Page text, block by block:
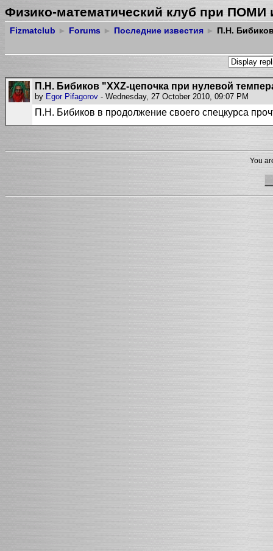
Физико-математический клуб при ПОМИ
Fizmatclub ► Forums ► Последние известия ► П.Н.
П.Н. Бибиков "XXZ-цепочка при нулевой
by Egor Pifagorov - Wednesday, 27 October 2010, 09:07 PM
П.Н. Бибиков в продолжение своего спецкурса
You